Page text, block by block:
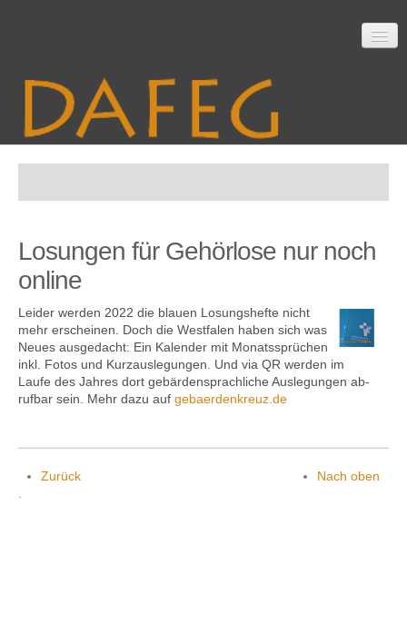
Mitarbeit
Material
Themen
Kontakt
Losungen für Gehörlose nur noch
online
Leider werden 2022 die blauen Losungs­hefte nicht
mehr er­scheinen. Doch die West­falen haben sich was
Neues aus­ge­dacht: Ein Kalender mit Monats­sprüchen
inkl. Fotos und Kurz­aus­legungen. Und via QR werden im
Laufe des Jahres dort gebärden­sprach­liche Aus­legungen ab­
ruf­bar sein. Mehr dazu auf gebaerdenkreuz.de
Zurück
Nach oben